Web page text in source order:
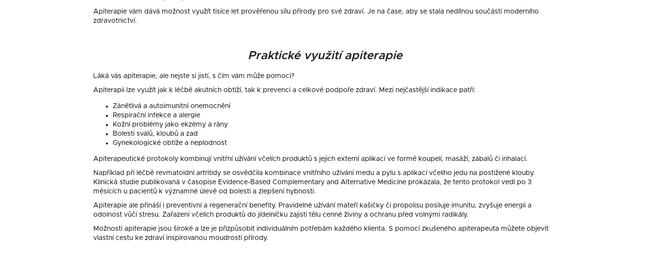
Apiterapie vám dává možnost využít tisíce let prověřenou sílu přírody pro své zdraví. Je na čase, aby se stala nedílnou součástí moderního
zdravotnictví.
Praktické využití apiterapie
Láká vás apiterapie, ale nejste si jistí, s čím vám může pomoci?
Apiterapii lze využít jak k léčbě akutních obtíží, tak k prevenci a celkové podpoře zdraví. Mezi nejčastější indikace patří:
Zánětlivá a autoimunitní onemocnění
Respirační infekce a alergie
Kožní problémy jako ekzémy a rány
Bolesti svalů, kloubů a zad
Gynekologické obtíže a neplodnost
Apiterapeutické protokoly kombinují vnitřní užívání včelích produktů s jejich externí aplikací ve formě koupelí, masáží, zábalů či inhalací.
Například při léčbě revmatoidní artritidy se osvědčila kombinace vnitřního užívání medu a pylu s aplikací včelího jedu na postižené klouby.
Klinická studie publikovaná v časopise Evidence-Based Complementary and Alternative Medicine prokázala, že tento protokol vedl po 3
měsících u pacientů k významné úlevě od bolesti a zlepšení hybnosti.
Apiterapie ale přináší i preventivní a regenerační benefity. Pravidelné užívání mateří kašičky či propolisu posiluje imunitu, zvyšuje energii a
odolnost vůči stresu. Zařazení včelích produktů do jídelníčku zajistí tělu cenné živiny a ochranu před volnými radikály.
Možnosti apiterapie jsou široké a lze je přizpůsobit individuálním potřebám každého klienta. S pomocí zkušeného apiterapeuta můžete objevit
vlastní cestu ke zdraví inspirovanou moudrostí přírody.